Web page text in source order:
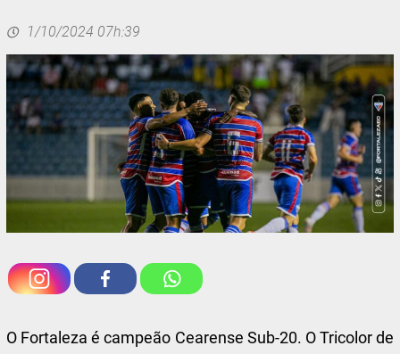
1/10/2024 07h:39
O Fortaleza é campeão Cearense Sub-20. O Tricolor de